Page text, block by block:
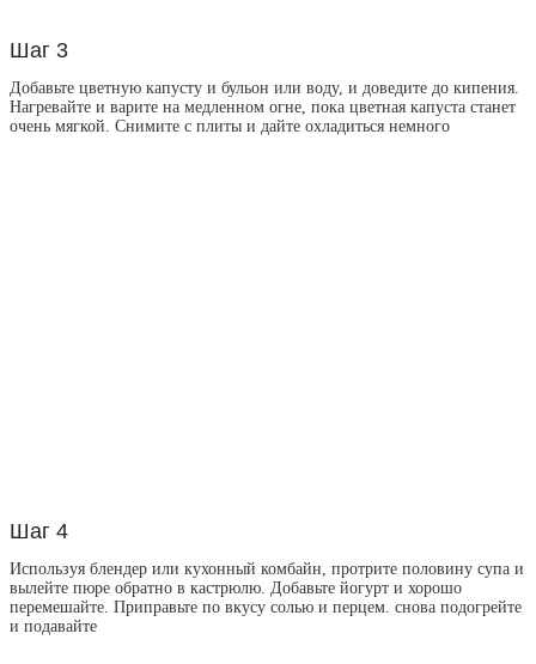
Шаг 3
Добавьте цветную капусту и бульон или воду, и доведите до кипения.
Нагревайте и варите на медленном огне, пока цветная капуста станет
очень мягкой. Снимите с плиты и дайте охладиться немного
Шаг 4
Используя блендер или кухонный комбайн, протрите половину супа и
вылейте пюре обратно в кастрюлю. Добавьте йогурт и хорошо
перемешайте. Приправьте по вкусу солью и перцем. снова подогрейте
и подавайте